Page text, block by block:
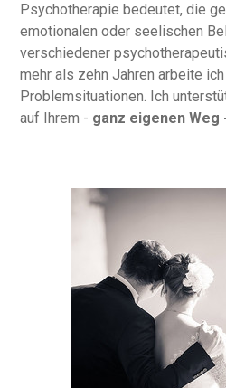
Psychotherapie bedeutet, die
emotionalen oder seelischen
verschiedener
mehr als zehn Jahren arbeite
Problemsituationen. Ich
auf Ihrem - ganz eigenen Weg